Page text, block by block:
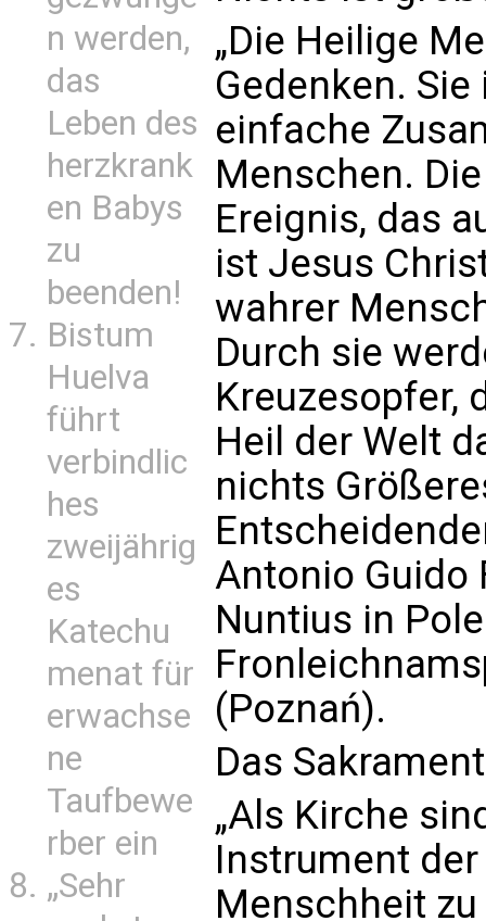
n werden,
das
Leben des
herzkrank
en Babys
zu
beenden!
Bistum
Huelva
führt
verbindlic
hes
zweijährig
es
Katechu
menat für
erwachse
ne
Taufbewe
rber ein
„Sehr
„Die Heilige
Gedenken.
einfache
Menschen.
Ereignis, das
ist Jesus
wahrer
Durch sie
Kreuzesopfer,
Heil der Welt
nichts
Antonio Guido
Nuntius in
(Poznań).
Das
„Als Kirche
Instrument
Menschheit zu